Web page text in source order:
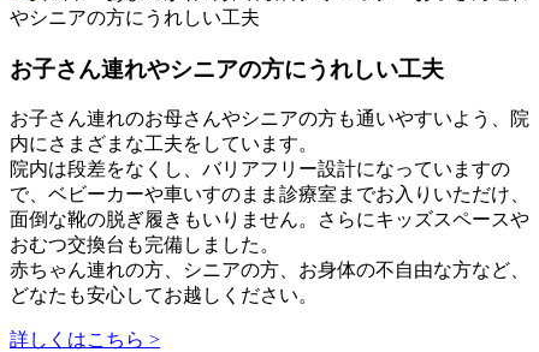
お子さん連れやシニアの方にうれしい工夫
お子さん連れのお母さんやシニアの方も通いやすいよう、院
内にさまざまな工夫をしています。
院内は段差をなくし、バリアフリー設計になっていますの
で、ベビーカーや車いすのまま診療室までお入りいただけ、
面倒な靴の脱ぎ履きもいりません。さらにキッズスペースや
おむつ交換台も完備しました。
赤ちゃん連れの方、シニアの方、お身体の不自由な方など、
どなたも安心してお越しください。
詳しくはこちら >